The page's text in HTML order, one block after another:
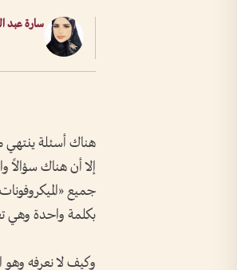
سارة عبد
هناك أسئلة ينتهي
إلا أن هناك سؤالاً
جميع
بكلمة واحدة وهي
وكيف لا نعرفه